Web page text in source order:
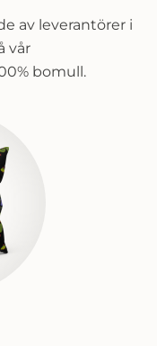
av leverantörer i
vår
bomull.